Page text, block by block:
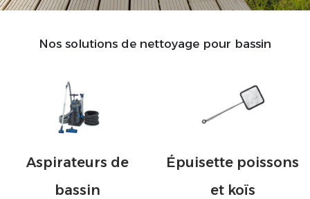
Nos solutions de nettoyage pour bassin
Aspirateurs de
bassin
Épuisette poissons
et koïs